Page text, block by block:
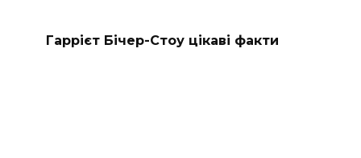
Гаррієт Бічер-Стоу цікаві факти